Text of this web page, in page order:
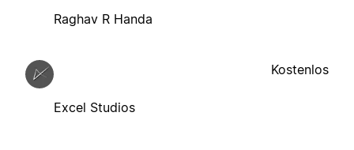
Raghav R Handa
Excel Studios
Kostenlos